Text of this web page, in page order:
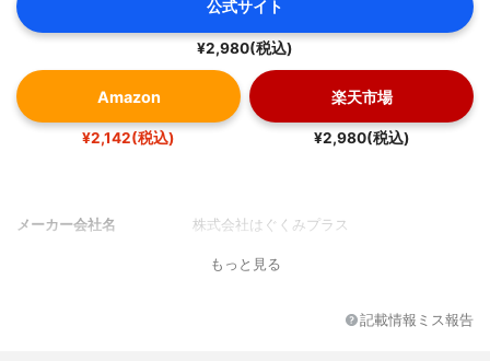
公式サイト
¥2,980(税込)
Amazon
¥2,142(税込)
楽天市場
¥2,980(税込)
メーカー会社名 株式会社はぐくみプラス
もっと見る
記載情報ミス報告